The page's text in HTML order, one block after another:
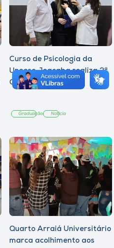
Curso de Psicologia da
Unoesc Joaçaba realiza 2ª
Cerimônia do Botton
Graduação Notícia
Quarto Arraiá Universitário
marca acolhimento aos